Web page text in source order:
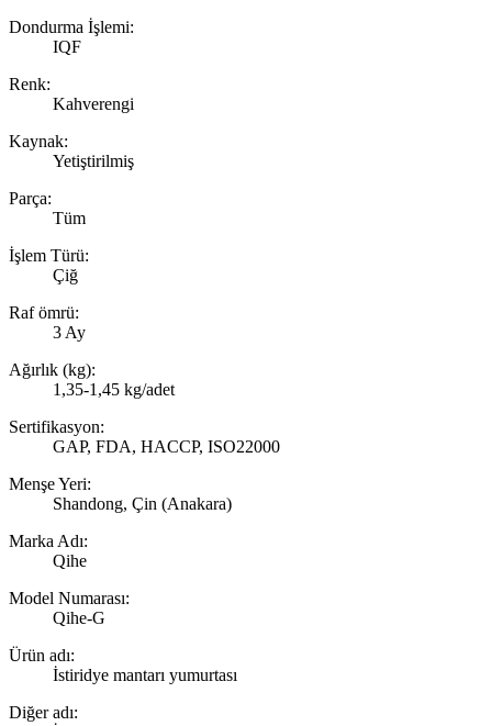
Dondurma İşlemi:
IQF
Renk:
Kahverengi
Kaynak:
Yetiştirilmiş
Parça:
Tüm
İşlem Türü:
Çiğ
Raf ömrü:
3 Ay
Ağırlık (kg):
1,35-1,45 kg/adet
Sertifikasyon:
GAP, FDA, HACCP, ISO22000
Menşe Yeri:
Shandong, Çin (Anakara)
Marka Adı:
Qihe
Model Numarası:
Qihe-G
Ürün adı:
İstiridye mantarı yumurtası
Diğer adı: